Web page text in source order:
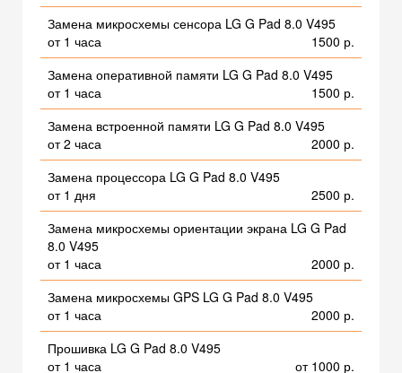
Замена микросхемы сенсора LG G Pad 8.0 V495
от 1 часа
1500 р.
Замена оперативной памяти LG G Pad 8.0 V495
от 1 часа
1500 р.
Замена встроенной памяти LG G Pad 8.0 V495
от 2 часа
2000 р.
Замена процессора LG G Pad 8.0 V495
от 1 дня
2500 р.
Замена микросхемы ориентации экрана LG G Pad
8.0 V495
от 1 часа
2000 р.
Замена микросхемы GPS LG G Pad 8.0 V495
от 1 часа
2000 р.
Прошивка LG G Pad 8.0 V495
от 1 часа
от 1000 р.